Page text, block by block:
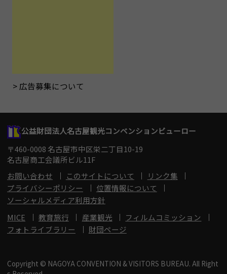
広告募集について
公益財団法人名古屋観光コンベンションビューロー
〒460-0008 名古屋市中区栄二丁目10-19
名古屋商工会議所ビル11F
お問い合わせ
このサイトについて
リンク集
プライバシーポリシー
位置情報について
ソーシャルメディア利用方針
MICE
教育旅行 産業観光
フィルムコミッション
フォトライブラリー
財団ページ
Copyright © NAGOYA CONVENTION & VISITORS BUREAU. All Right